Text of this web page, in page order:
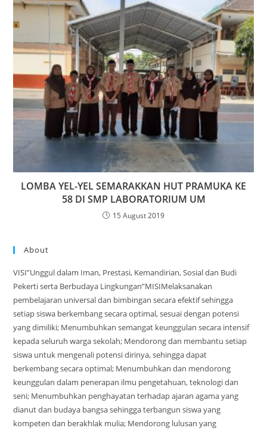
LOMBA YEL-YEL SEMARAKKAN HUT PRAMUKA KE
58 DI SMP LABORATORIUM UM
15 August 2019
About
VISI”Unggul dalam Iman, Prestasi, Kemandirian, Sosial dan Budi
Pekerti serta Berbudaya Lingkungan”MISIMelaksanakan
pembelajaran universal dan bimbingan secara efektif sehingga
setiap siswa berkembang secara optimal, sesuai dengan potensi
yang dimiliki; Menumbuhkan semangat keunggulan secara intensif
kepada seluruh warga sekolah; Mendorong dan membantu setiap
siswa untuk mengenali potensi dirinya, sehingga dapat
berkembang secara optimal; Menumbuhkan dan mendorong
keunggulan dalam penerapan ilmu pengetahuan, teknologi dan
seni; Menumbuhkan penghayatan terhadap ajaran agama yang
dianut dan budaya bangsa sehingga terbangun siswa yang
kompeten dan berakhlak mulia; Mendorong lulusan yang